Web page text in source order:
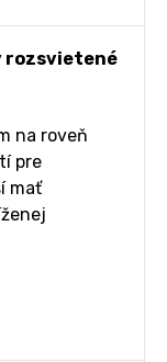
rozsvietené
na roveň
pre
mať